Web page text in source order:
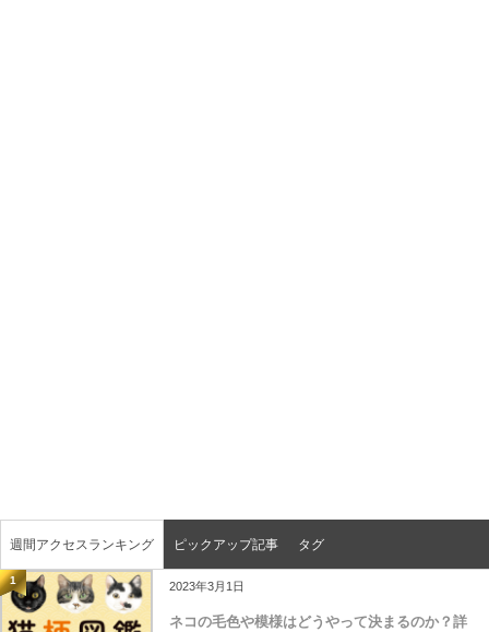
週間アクセスランキング ピックアップ記事 タグ
1 2023年3月1日
ネコの毛色や模様はどうやって決まるのか？詳